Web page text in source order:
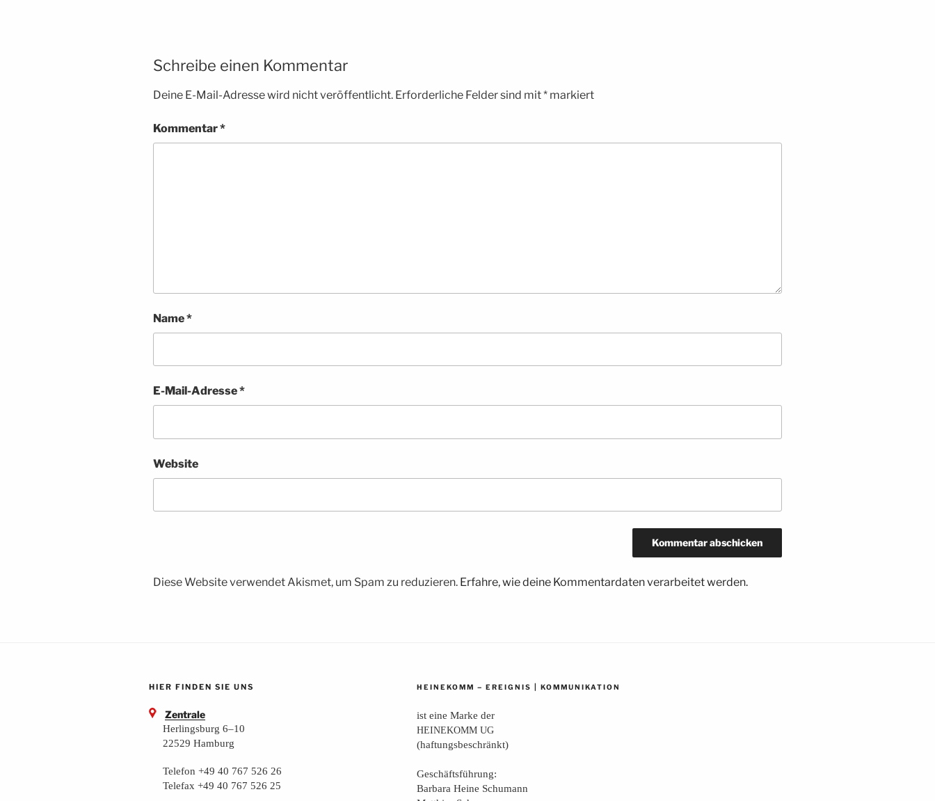
Schreibe einen Kommentar
Deine E-Mail-Adresse wird nicht veröffentlicht. Erforderliche Felder sind mit* markiert
Kommentar*
Name*
E-Mail-Adresse*
Website
Diese Website verwendet Akismet, um Spam zu reduzieren. Erfahre, wie deine Kommentardaten verarbeitet werden.
HIER FINDEN SIE UNS
Zentrale
Herlingsburg 6–10
22529 Hamburg
Telefon +49 40 767 526 26
Telefax +49 40 767 526 25
HEINEKOMM – EREIGNIS KOMMUNIKATION
ist eine Mar­ke der
HEINEKOMM UG
(haf­tungs­be­schränkt)
Geschäfts­füh­rung:
Bar­ba­ra Hei­ne Schumann